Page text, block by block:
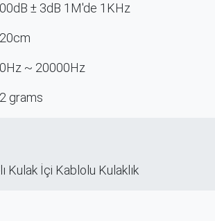
± 3dB 1M'de 1KHz
~ 20000Hz
grams
Kulak İçi Kablolu Kulaklık